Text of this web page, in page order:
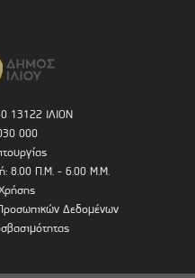
13122 ΙΛΙΟΝ
000
8.00 Π.Μ. - 6.00 Μ.Μ.
Δεδομένων